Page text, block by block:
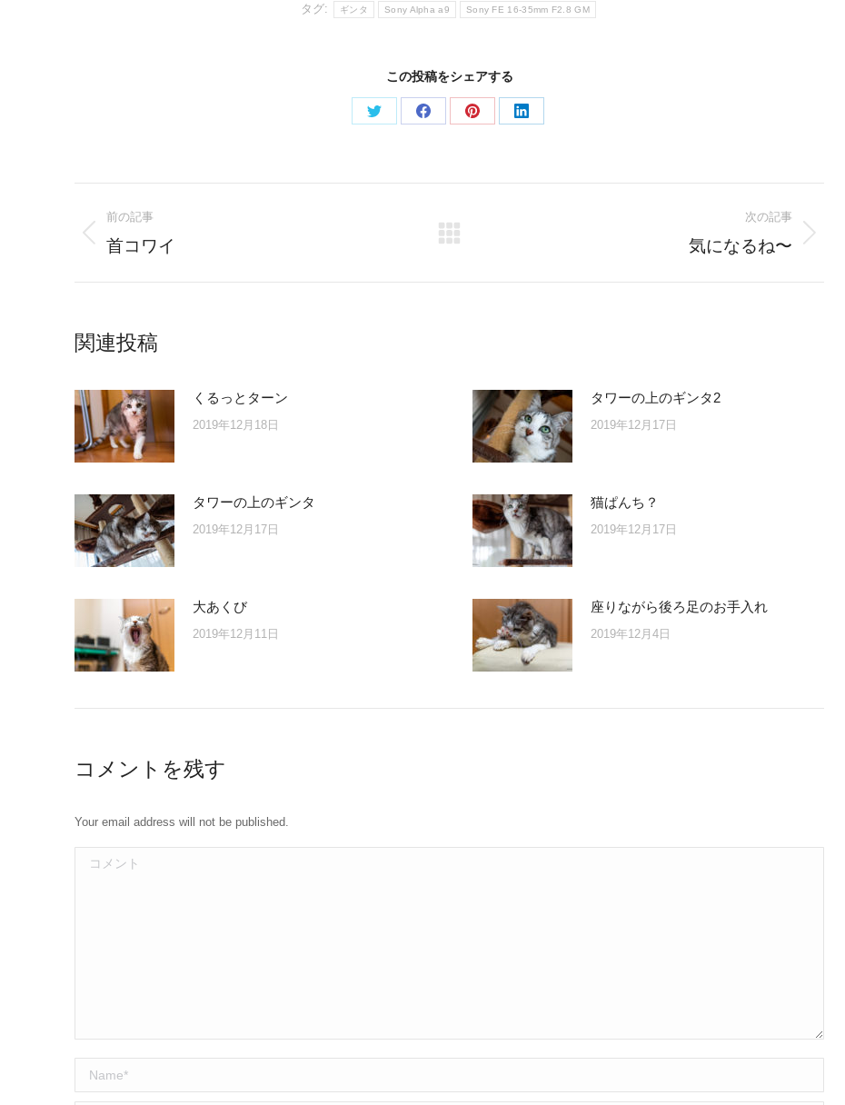
タグ: ギンタ Sony Alpha a9 Sony FE 16-35mm F2.8 GM
この投稿をシェアする
Share
Share
Share
Share
navigation
前の記事
Previous
首コワイ
次の記事
気になるね〜
関連投稿
くるっとターン
2019年12月18日
タワーの上のギンタ2
2019年12月17日
タワーの上のギンタ
2019年12月17日
猫ぱんち？
2019年12月17日
大あくび
2019年12月11日
座りながら後ろ足のお手入れ
2019年12月4日
コメントを残す
Your email address will not be published.
コメント
Name *